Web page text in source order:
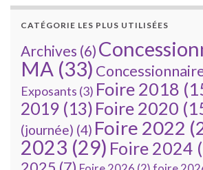
CATÉGORIE LES PLUS UTILISÉES
Archives (6)
MA (33)
Exposants (3) Foire 2018
2019 (13) Foire 2020
(journée) (4) Foire 2022
2023 (29) Foire 2024